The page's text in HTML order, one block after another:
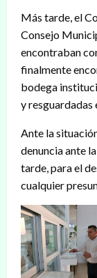
Más tarde, el
Consejo
encontraban
finalmente
bodega
y resguardadas
Ante la
denuncia ante
tarde, para el
cualquier